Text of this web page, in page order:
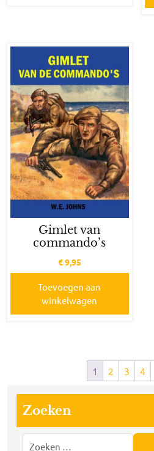
Gimlet van
commando’s
€9,95
Toevoegen aan
winkelwagen
1 2 3 4
Zoeken